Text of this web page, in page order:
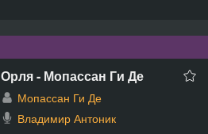
Орля - Мопассан Ги Де
Мопассан Ги Де
Владимир Антоник